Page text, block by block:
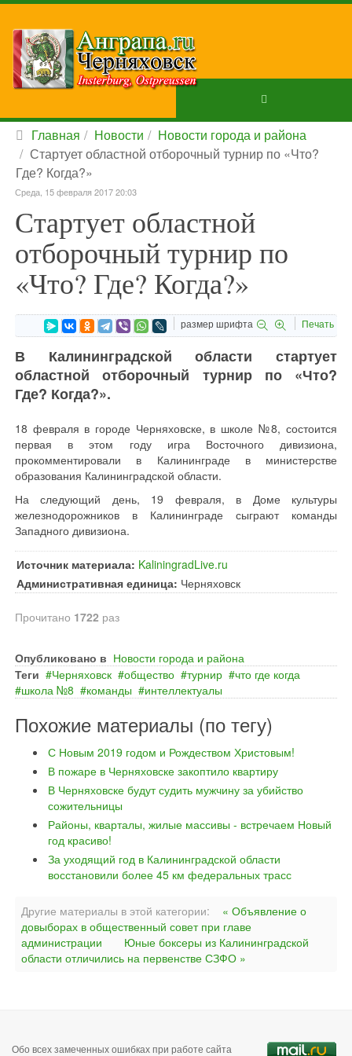
Главная Новости
Новости города и района
Стартует областной отборочный турнир по «Что?
Где? Когда?»
Среда, 15 февраля 2017 20:03
Стартует областной
отборочный турнир по
«Что? Где? Когда?»
размер шрифта Печать
В Калининградской области стартует
областной отборочный турнир по «Что?
Где? Когда?».
18 февраля в городе Черняховске, в школе №8, состоится
первая в этом году игра Восточного дивизиона,
прокомментировали в Калининграде в министерстве
образования Калининградской области.
На следующий день, 19 февраля, в Доме культуры
железнодорожников в Калининграде сыграют команды
Западного дивизиона.
Источник материала: KaliningradLive.ru
Административная единица: Черняховск
Прочитано 1722 раз
Опубликовано в Новости города и района
Теги
Черняховск общество турнир
что где когда
школа №8
команды интеллектуалы
Похожие материалы (по тегу)
С Новым 2019 годом и Рождеством Христовым!
В пожаре в Черняховске закоптило квартиру
В Черняховске будут судить мужчину за убийство
сожительницы
Районы, кварталы, жилые массивы - встречаем Новый
год красиво!
За уходящий год в Калининградской области
восстановили более 45 км федеральных трасс
Другие материалы в этой категории:
« Объявление о
довыборах в общественный совет при главе
администрации
Юные боксеры из Калининградской
области отличились на первенстве СЗФО »
Обо всех замеченных ошибках при работе сайта